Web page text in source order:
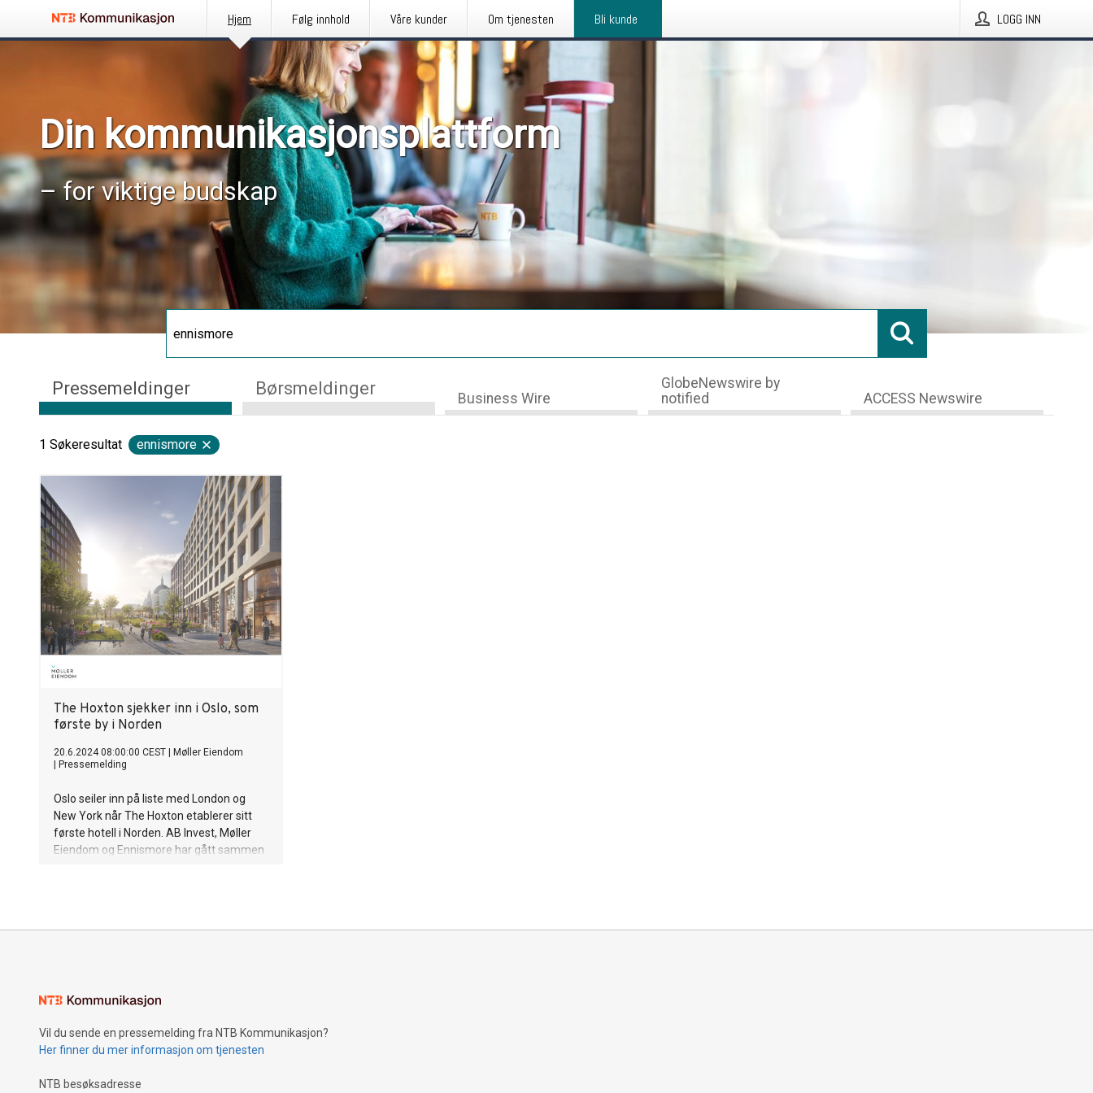
Hjem Følg innhold Våre kunder Om tjenesten Bli kunde LOGG INN
Din kommunikasjonsplattform
– for viktige budskap
Pressemeldinger Børsmeldinger Business Wire
GlobeNewswire by
notified
ACCESS Newswire
1 Søkeresultat ennismore
The Hoxton sjekker inn i Oslo, som
første by i Norden
20.6.2024 08:00:00 CEST
Møller Eiendom
Pressemelding
Oslo seiler inn på liste med London og
New York når The Hoxton etablerer sitt
første hotell i Norden. AB Invest, Møller
Eiendom og Ennismore har gått sammen
Vil du sende en pressemelding fra NTB Kommunikasjon?
Her finner du mer informasjon om tjenesten
NTB besøksadresse